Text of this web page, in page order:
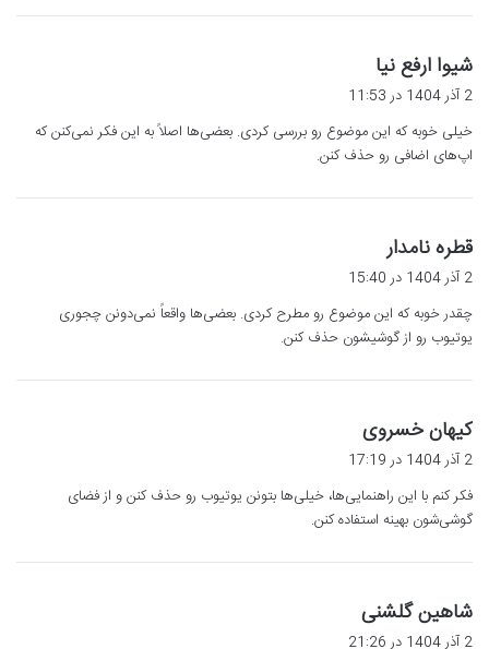
شیوا ارفع نیا
ف
:
2 آذر 1404 در 11:53
خیلی خوبه که این موضوع رو بررسی کردی. بعضی‌ها اصلاً به این فکر نمی‌کنن که
اپ‌های اضافی رو حذف کنن.
قطره نامدار
ف
:
2 آذر 1404 در 15:40
چقدر خوبه که این موضوع رو مطرح کردی. بعضی‌ها واقعاً نمی‌دونن چجوری
یوتیوب رو از گوشیشون حذف کنن.
کیهان خسروی
ف
:
2 آذر 1404 در 17:19
فکر کنم با این راهنمایی‌ها، خیلی‌ها بتونن یوتیوب رو حذف کنن و از فضای
گوشی‌شون بهینه استفاده کنن.
شاهین گلشنی
ف
2 آذر 1404 در 21:26